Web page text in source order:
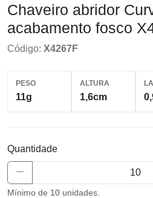
Chaveiro abridor
acabamento fosco
Código: X4267F
PESO
11g
ALTURA
1,6cm
Quantidade
Mínimo de 10 unidades.